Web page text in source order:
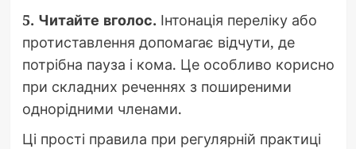
5. Читайте вголос. Інтонація переліку або
протиставлення допомагає відчути, де
потрібна пауза і кома. Це особливо корисно
при складних реченнях з поширеними
однорідними членами.
Ці прості правила при регулярній практиці